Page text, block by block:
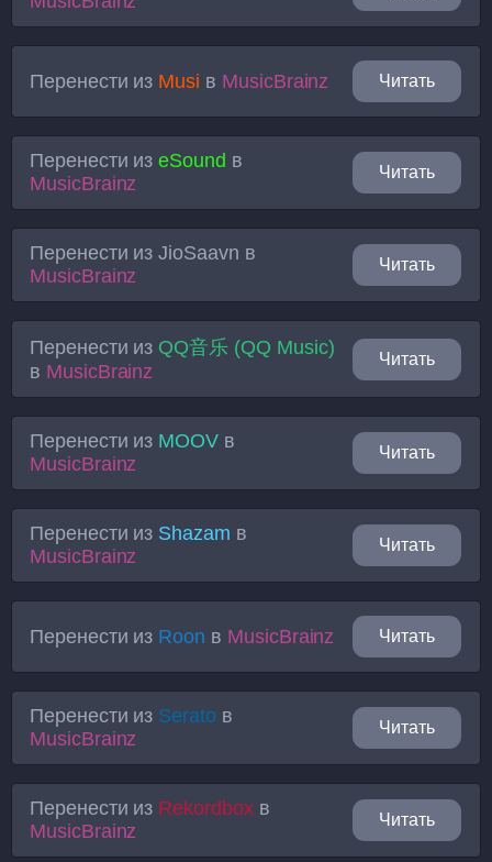
Перенести из Musi в MusicBrainz Читать
Перенести изeSound в
MusicBrainz
Читать
Перенести изJioSaavn в
MusicBrainz
Читать
Перенести из QQ音乐 (QQ Music)
в MusicBrainz
Читать
Перенести из MOOV в
MusicBrainz
Читать
Перенести из Shazam в
MusicBrainz
Читать
Перенести из Roon в MusicBrainz Читать
Перенести из Serato в
MusicBrainz
Читать
Перенести из Rekordboxв
MusicBrainz
Читать